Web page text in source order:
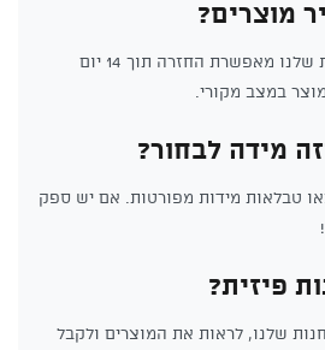
מוצרים?
בהחלט! מדיניות ההחזרות שלנו מאפשרת החזרה תוך 14 יום
במצב מקורי.
מידה לבחור?
טבלאות מידות מפורטות. אם יש ספק
פיזית?
שלנו, לראות את המוצרים ולקבל